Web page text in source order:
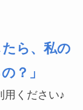
ら、私の
？」
用ください♪